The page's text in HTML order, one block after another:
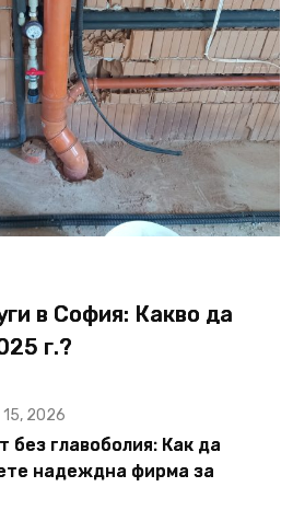
в София: Какво да
г.?
2026
без главоболия: Как да
надеждна фирма за